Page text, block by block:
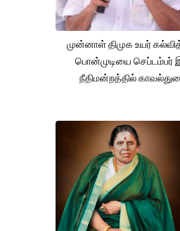
முன்னாள் திமுக உயர்
பொன்முடியை செப்டம்பர்
நீதிமன்றத்தில்